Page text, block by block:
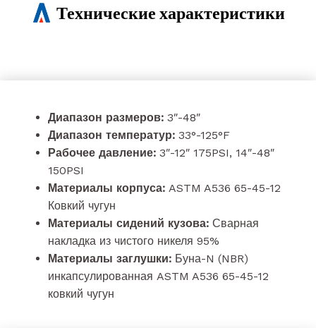
Технические характеристики
Диапазон размеров: 3″-48″
Диапазон температур: 33°-125°F
Рабочее давление: 3″-12″ 175PSI, 14″-48″
150PSI
Материалы корпуса: ASTM A536 65-45-12
Ковкий чугун
Материалы сидений кузова: Сварная
накладка из чистого никеля 95%
Материалы заглушки: Буна-N (NBR)
инкапсулированная ASTM A536 65-45-12
ковкий чугун